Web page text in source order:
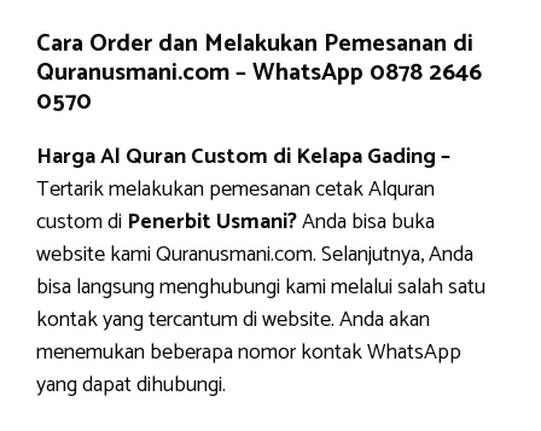
Cara Order dan Melakukan Pemesanan di
Quranusmani.com –WhatsApp 0878 2646
0570
Harga Al Quran Custom di Kelapa Gading –
Tertarik melakukan pemesanan cetak Alquran
custom di Penerbit Usmani?Anda bisa buka
website kami Quranusmani.com. Selanjutnya, Anda
bisa langsung menghubungi kami melalui salah satu
kontak yang tercantum di website. Anda akan
menemukan beberapa nomor kontak WhatsApp
yang dapat dihubungi.